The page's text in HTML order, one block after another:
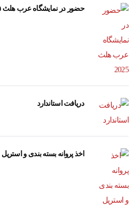
حضور در نمایشگاه عرب هلث ۲۰۲۵
دریافت استاندارد
اخذ پروانه بسته بندی و استریل